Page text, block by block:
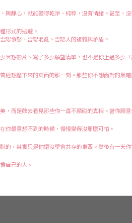
夠靜心，就能變得乾淨、純粹，沒有情緒。甚至，
形式的逃避。
認憤怒、否認混亂、否認人的複雜與矛盾。
冥想影片、寫了多少願望清單，也不是你上過多少
經想壓下來的東西的那一刻。那些你不想面對的黑
，而是敢去看見那些你一直不願碰的真相。當你願
你最意想不到的時候，慢慢變得沒那麼可怕。
的，其實只是你還沒學會共存的東西。然後有一天
自己的人。